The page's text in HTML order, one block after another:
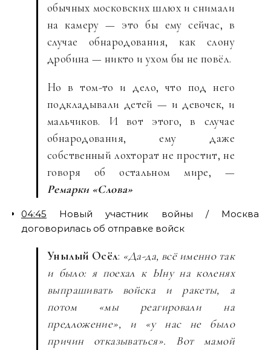
обычных московских шлюх и снимали
на камеру — это бы ему сейчас, в
случае обнародования, как слону
дробина — никто и ухом бы не повёл.
Но в том-то и дело, что под него
подкладывали детей — и девочек, и
мальчиков. И вот этого, в случае
обнародования, ему даже
собственный лохторат не простит, не
говоря об остальном мире, —
Ремарки «Слова»
04:45 Новый участник войны / Москва
договорилась об отправке войск
Унылый Осёл: «Да-да, всё именно так
и было: я поехал к Ыну на коленях
выпрашивать войска и ракеты, а
потом «мы реагировали на
предложение», и «у нас не было
причин отказываться». Вот мамой